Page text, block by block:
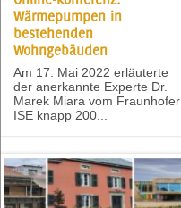
Wärmepumpen in
bestehenden
Wohngebäuden
Am 17. Mai 2022 erläuterte
der anerkannte Experte Dr.
Marek Miara vom Fraunhofer
ISE knapp 200...